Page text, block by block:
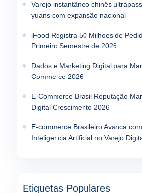
Varejo instantâneo chinês
yuans com expansão nacional
iFood Registra 50 Milhoes de
Primeiro Semestre de 2026
Dados e Marketing Digital para
Commerce 2026
E-Commerce Brasil Reputação
Digital Crescimento 2026
E-commerce Brasileiro Avanca
Inteligencia Artificial no Varejo
Etiquetas Populares